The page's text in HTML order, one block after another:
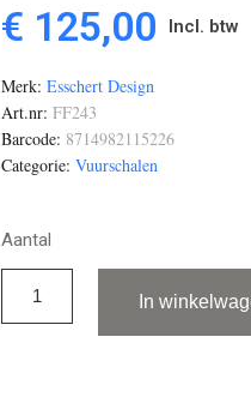
€ 125,00 Incl. btw
Merk Esschert Design
Art.nr FF243
Barcode 8714982115226
Categorie Vuurschalen
Aantal
In